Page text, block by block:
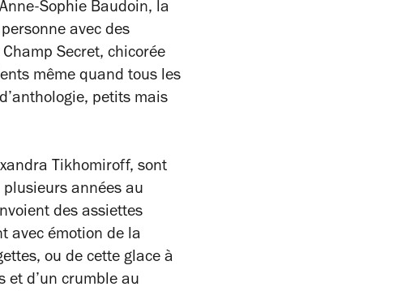
Sophie Baudoin, la
avec des
Secret, chicorée
même quand tous les
petits mais
Tikhomiroff, sont
années au
des assiettes
avec émotion de la
ou de cette glace à
et d’un crumble au